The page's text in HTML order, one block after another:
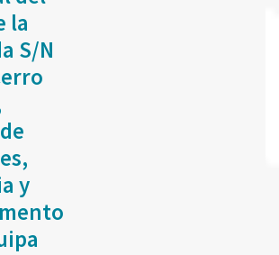
la
S/N
y